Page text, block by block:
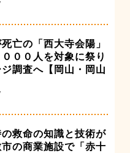
亡の「西大寺会陽」
００人を対象に祭り
調査へ【岡山・岡山
救命の知識と技術が
の商業施設で「赤十